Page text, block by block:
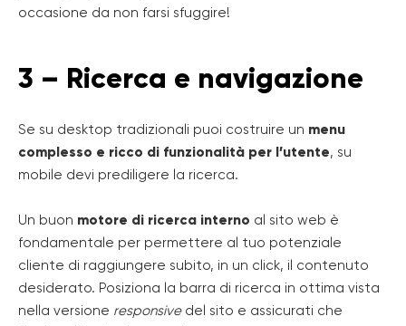
occasione da non farsi sfuggire!
3 – Ricerca e navigazione
Se su desktop tradizionali puoi costruire un menu
complesso e ricco di funzionalità per l’utente, su
mobile devi prediligere la ricerca.
Un buon motore di ricerca interno al sito web è
fondamentale per permettere al tuo potenziale
cliente di raggiungere subito, in un click, il contenuto
desiderato. Posiziona la barra di ricerca in ottima vista
nella versione responsivedel sito e assicurati che